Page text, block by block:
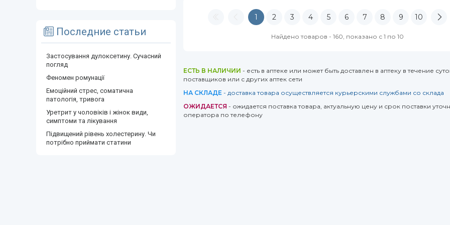
Последние статьи
Застосування дулоксетину. Сучасний
погляд
Феномен ромунації
Емоційний стрес, соматична
патологія, тривога
Уретрит у чоловіків і жінок види,
симптоми та лікування
Підвищений рівень холестерину. Чи
потрібно приймати статини
1 2 3 4 5 6 7 8 9 10
Найдено товаров - 160, показано с 1 по 10
ЕСТЬ В НАЛИЧИИ - есть в аптеке или может быть доставлен в аптеку в течение
поставщиков или с других аптек сети
НА СКЛАДЕ- доставка товара осуществляется курьерскими службами со склада
ОЖИДАЕТСЯ - ожидается поставка товара, актуальную цену и срок поставки
оператора по телефону